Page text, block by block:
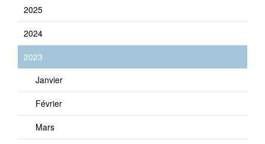
2025
2024
2023
Janvier
Février
Mars